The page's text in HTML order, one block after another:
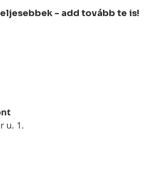
- add tovább te is!
u. 1.